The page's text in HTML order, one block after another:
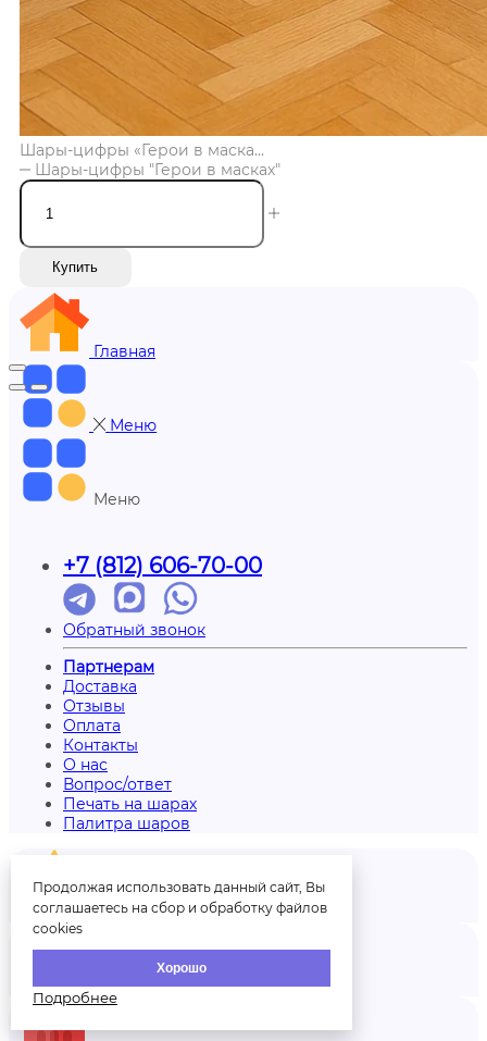
Шары-цифры «Герои в маска...
Шары-цифры "Герои в масках"
Купить
Главная
Меню
Меню
+7 (812) 606-70-00
Обратный звонок
Партнерам
Доставка
Отзывы
Оплата
Контакты
О нас
Вопрос/ответ
Печать на шарах
Палитра шаров
Отзывы
Аккаунт
Продолжая использовать данный сайт, Вы
соглашаетесь на сбор и обработку файлов
cookies
Хорошо
Подробнее